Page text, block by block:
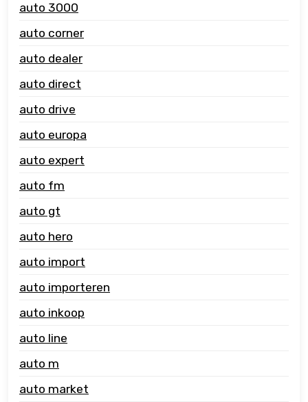
auto 3000
auto corner
auto dealer
auto direct
auto drive
auto europa
auto expert
auto fm
auto gt
auto hero
auto import
auto importeren
auto inkoop
auto line
auto m
auto market